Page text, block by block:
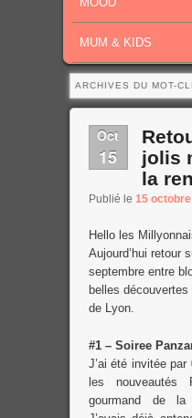
MUM & KIDS
ARCHIVES DU MOT-
Oct
15
jolis
la
Publié le 15
Hello les
Aujourd’hui retour
septembre entre
belles
de Lyon.
#1 – Soiree
J’ai été invitée par
les nouveautés
gourmand de la